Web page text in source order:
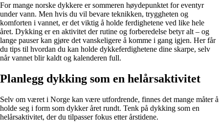
For mange norske dykkere er sommeren høydepunktet for eventyr
under vann. Men hvis du vil bevare teknikken, tryggheten og
komforten i vannet, er det viktig å holde ferdighetene ved like hele
året. Dykking er en aktivitet der rutine og forberedelse betyr alt – og
lange pauser kan gjøre det vanskeligere å komme i gang igjen. Her får
du tips til hvordan du kan holde dykkeferdighetene dine skarpe, selv
når vannet blir kaldt og kalenderen full.
Planlegg dykking som en helårsaktivitet
Selv om været i Norge kan være utfordrende, finnes det mange måter å
holde seg i form som dykker året rundt. Tenk på dykking som en
helårsaktivitet, der du tilpasser fokus etter årstidene.